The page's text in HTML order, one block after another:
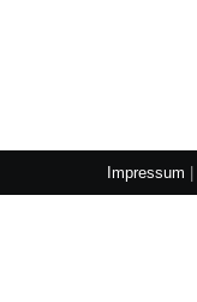
Impressum